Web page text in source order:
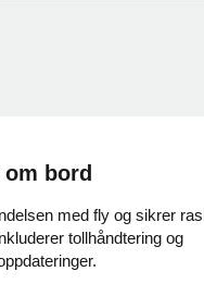
bord
med fly og sikrer
tollhåndtering og